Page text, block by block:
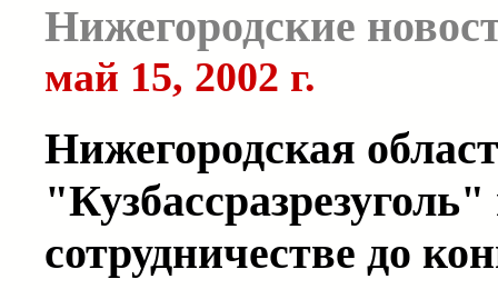
Нижегородские
май 15, 2002 г.
Нижегородская
сотрудничестве до